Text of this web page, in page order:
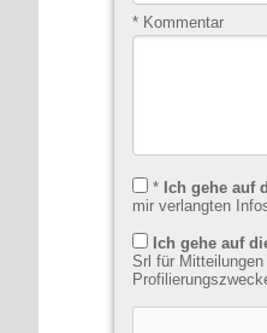
* Kommentar
* Ich gehe auf
mir verlangten
Ich gehe auf
Srl für Mitteilungen betreffend